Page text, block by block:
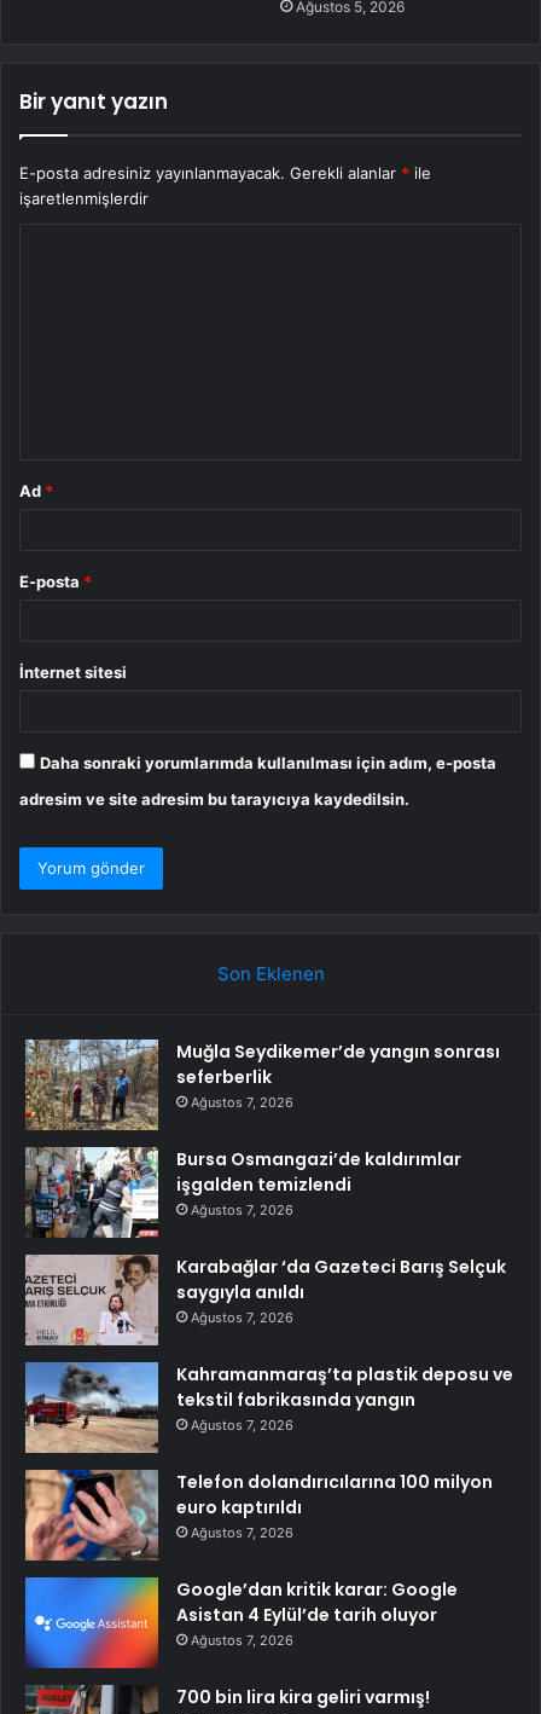
Ağustos 5, 2026
Bir yanıt yazın
E-posta adresiniz yayınlanmayacak. Gerekli alanlar * ile
işaretlenmişlerdir
Ad *
E-posta *
İnternet sitesi
Daha sonraki yorumlarımda kullanılması için adım, e-posta
adresim ve site adresim bu tarayıcıya kaydedilsin.
Son Eklenen
Muğla Seydikemer’de yangın sonrası
seferberlik
Ağustos 7, 2026
Bursa Osmangazi’de kaldırımlar
işgalden temizlendi
Ağustos 7, 2026
Karabağlar ‘da Gazeteci Barış Selçuk
saygıyla anıldı
Ağustos 7, 2026
Kahramanmaraş’ta plastik deposu ve
tekstil fabrikasında yangın
Ağustos 7, 2026
Telefon dolandırıcılarına 100 milyon
euro kaptırıldı
Ağustos 7, 2026
Google’dan kritik karar: Google
Asistan 4 Eylül’de tarih oluyor
Ağustos 7, 2026
700 bin lira kira geliri varmış!